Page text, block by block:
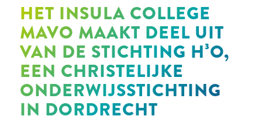
HET INSULA COLLEGE
MAVO MAAKT DEEL UIT
VAN DE STICHTING H³O,
EEN CHRISTELIJKE
ONDERWIJSSTICHTING
IN DORDRECHT